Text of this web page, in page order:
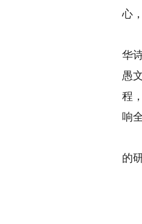
心
除
华
愚
程
响
据
的
《